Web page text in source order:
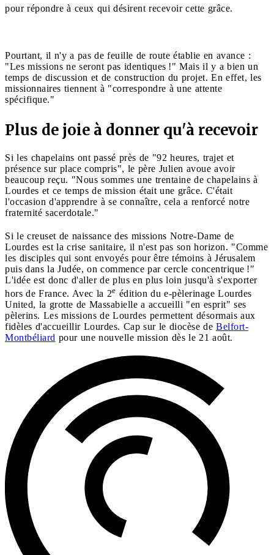
pour répondre à ceux qui désirent recevoir cette grâce.
Pourtant, il n'y a pas de feuille de route établie en avance :
"Les missions ne seront pas identiques !" Mais il y a bien un
temps de discussion et de construction du projet. En effet, les
missionnaires tiennent à "correspondre à une attente
spécifique."
Plus de joie à donner qu'à recevoir
Si les chapelains ont passé près de "92 heures, trajet et
présence sur place compris", le père Julien avoue avoir
beaucoup reçu. "Nous sommes une trentaine de chapelains à
Lourdes et ce temps de mission était une grâce. C'était
l'occasion d'apprendre à se connaître, cela a renforcé notre
fraternité sacerdotale."
Si le creuset de naissance des missions Notre-Dame de
Lourdes est la crise sanitaire, il n'est pas son horizon. "Comme
les disciples qui sont envoyés pour être témoins à Jérusalem
puis dans la Judée, on commence par cercle concentrique !"
L'idée est donc d'aller de plus en plus loin jusqu'à s'exporter
hors de France. Avec la 2e édition du e-pèlerinage Lourdes
United, la grotte de Massabielle a accueilli "en esprit" ses
pèlerins. Les missions de Lourdes permettent désormais aux
fidèles d'accueillir Lourdes. Cap sur le diocèse de Belfort-
Montbéliard pour une nouvelle mission dès le 21 août.